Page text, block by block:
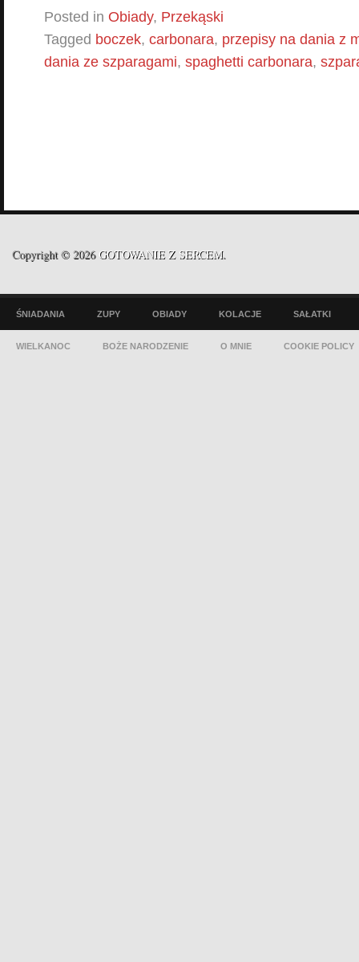
Posted in Obiady, Przekąski
Tagged boczek, carbonara, przepisy na dania z
dania ze szparagami, spaghetti carbonara,
Copyright © 2026 GOTOWANIE Z SERCEM.
ŚNIADANIA ZUPY OBIADY KOLACJE SAŁATKI
WIELKANOC BOŻE NARODZENIE O MNIE COOKIE POLICY